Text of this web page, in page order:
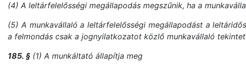
(4) A leltárfelelősségi megállapodás megszűnik, ha a
(5) A munkavállaló a leltárfelelősségi megállapodást a
a felmondás csak a jognyilatkozatot közlő munkavállaló
185. § (1) A munkáltató állapítja meg